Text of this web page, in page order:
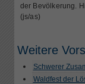
der Bevölkerung.
(js/as)
Weitere
Schwerer
Waldfest der